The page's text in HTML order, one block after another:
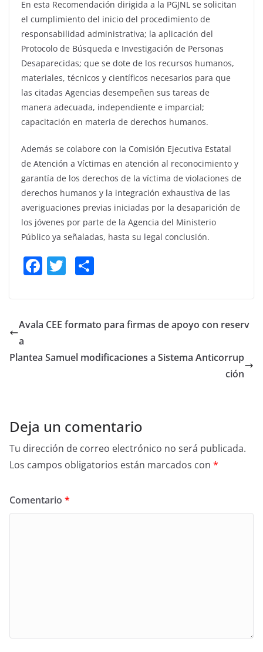
En esta Recomendación dirigida a la PGJNL se solicitan
el cumplimiento del inicio del procedimiento de
responsabilidad administrativa; la aplicación del
Protocolo de Búsqueda e Investigación de Personas
Desaparecidas; que se dote de los recursos humanos,
materiales, técnicos y científicos necesarios para que
las citadas Agencias desempeñen sus tareas de
manera adecuada, independiente e imparcial;
capacitación en materia de derechos humanos.
Además se colabore con la Comisión Ejecutiva Estatal
de Atención a Víctimas en atención al reconocimiento y
garantía de los derechos de la víctima de violaciones de
derechos humanos y la integración exhaustiva de las
averiguaciones previas iniciadas por la desaparición de
los jóvenes por parte de la Agencia del Ministerio
Público ya señaladas, hasta su legal conclusión.
F
e
o
T
er e
Avala CEE formato para firmas de apoyo con reserv
a
Plantea Samuel modificaciones a Sistema Anticorrup
ción
Deja un comentario
Tu dirección de correo electrónico no será publicada.
Los campos obligatorios están marcados con *
Comentario *